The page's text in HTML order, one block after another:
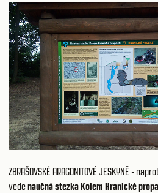
ZBRAŠOVSKÉ ARAGONITOVÉ JESKYNĚ -
vedenaučná stezka Kolem Hranické